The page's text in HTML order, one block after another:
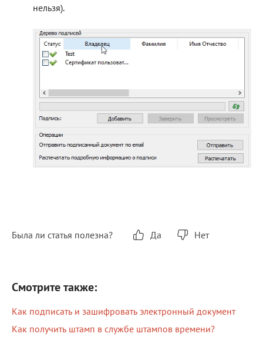
нельзя).
Была ли статья полезна? Да Нет
Смотрите также:
Как подписать и зашифровать электронный документ
Как получить штамп в службе штампов времени?